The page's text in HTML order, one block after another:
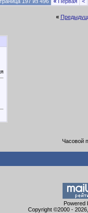
«
Часовой
Powered
Copyright ©2000 -